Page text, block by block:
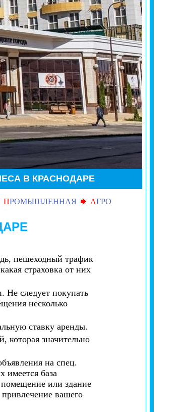
В КРАСНОДАРЕ
ПРОМЫШЛЕННАЯ АГРО
пешеходный трафик
страховка от них
Не следует покупать
несколько
ставку аренды.
значительно
на спец.
имеется база
помещение или здание
вашего